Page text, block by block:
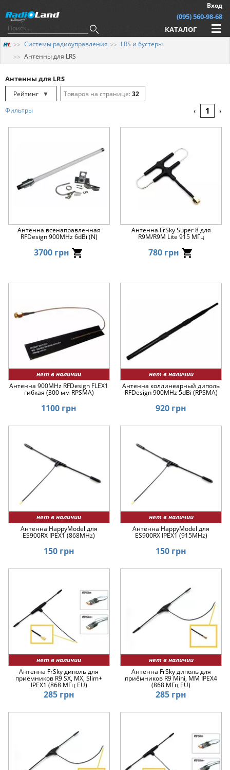
Вход
(095) 560-98-68
КАТАЛОГ
Системы радиоуправления
LRS и бустеры
Антенны для LRS
Антенны для LRS
Рейтинг
▼
Рейтинг
32
Фильтры ‹ 1 ›
Антенна всенаправленная
RFDesign 900MHz 6dBi (N)
3700 грн
Антенна FrSky Super 8 для
R9M/R9M Lite 915 МГц
780 грн
нет в наличии
Антенна 900MHz RFDesign FLEX1
гибкая (300 мм RPSMA)
1100 грн
нет в наличии
Антенна коллинеарный диполь
RFDesign 900MHz 5dBi (RPSMA)
920 грн
нет в наличии
Антенна HappyModel для
ES900RX IPEX1 (868MHz)
150 грн
нет в наличии
Антенна HappyModel для
ES900RX IPEX1 (915MHz)
150 грн
нет в наличии
Антенна FrSky диполь для
приёмников R9 SX, MX, Slim+
IPEX1 (868 МГц EU)
285 грн
нет в наличии
Антенна FrSky диполь для
приёмников R9 Mini, MM IPEX4
(868 МГц EU)
285 грн